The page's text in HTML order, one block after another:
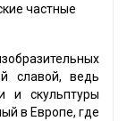
частные
славой, ведь
и скульптуры
в Европе, где